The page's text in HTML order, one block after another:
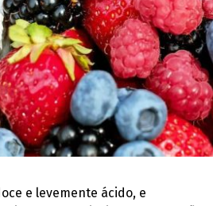
e levemente ácido, e